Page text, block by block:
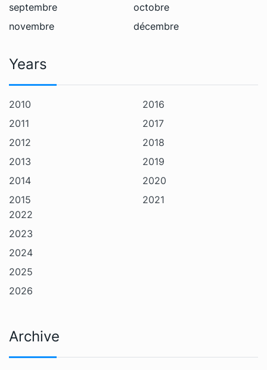
septembre
octobre
novembre
décembre
Years
2010
2011
2012
2013
2014
2015
2016
2017
2018
2019
2020
2021
2022
2023
2024
2025
2026
Archive